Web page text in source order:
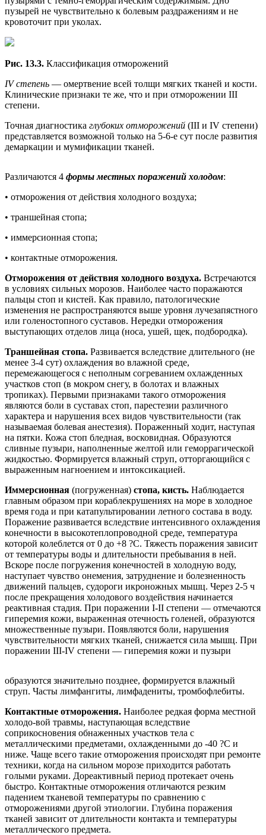
пузырей не чувствительно к болевым раздражениям и не
кровоточит при уколах.
Рис. 13.3. Классификация отморожений
IV степень — омертвение всей толщи мягких тканей и кости.
Клинические признаки те же, что и при отморожении III
степени.
Точная диагностика глубоких отморожений (III и IV степени)
представляется возможной только на 5-6-е сут после развития
демаркации и мумификации тканей.
Различаются 4 формы местных поражений холодом:
• отморожения от действия холодного воздуха;
• траншейная стопа;
• иммерсионная стопа;
• контактные отморожения.
Отморожения от действия холодного воздуха. Встречаются
в условиях сильных морозов. Наиболее часто поражаются
пальцы стоп и кистей. Как правило, патологические
изменения не распространяются выше уровня лучезапястного
или голеностопного суставов. Нередки отморожения
выступающих отделов лица (носа, ушей, щек, подбородка).
Траншейная стопа. Развивается вследствие длительного (не
менее 3-4 сут) охлаждения во влажной среде,
перемежающегося с неполным согреванием охлажденных
участков стоп (в мокром снегу, в болотах и влажных
тропиках). Первыми признаками такого отморожения
являются боли в суставах стоп, парестезии различного
характера и нарушения всех видов чувствительности (так
называемая болевая анестезия). Пораженный ходит, наступая
на пятки. Кожа стоп бледная, восковидная. Образуются
сливные пузыри, наполненные желтой или геморрагической
жидкостью. Формируется влажный струп, отторгающийся с
выраженным нагноением и интоксикацией.
Иммерсионная (погруженная) стопа, кисть. Наблюдается
главным образом при кораблекрушениях на море в холодное
время года и при катапультировании летного состава в воду.
Поражение развивается вследствие интенсивного охлаждения
конечности в высокотеплопроводной среде, температура
которой колеблется от 0 до +8 ?С. Тяжесть поражения зависит
от температуры воды и длительности пребывания в ней.
Вскоре после погружения конечностей в холодную воду,
наступает чувство онемения, затруднение и болезненность
движений пальцев, судороги икроножных мышц. Через 2-5 ч
после прекращения холодового воздействия начинается
реактивная стадия. При поражении I-II степени — отмечаются
гиперемия кожи, выраженная отечность голеней, образуются
множественные пузыри. Появляются боли, нарушения
чувствительности мягких тканей, снижается сила мышц. При
поражении III-IV степени — гиперемия кожи и пузыри
образуются значительно позднее, формируется влажный
струп. Часты лимфангиты, лимфадениты, тромбофлебиты.
Контактные отморожения. Наиболее редкая форма местной
холодо-вой травмы, наступающая вследствие
соприкосновения обнаженных участков тела с
металлическими предметами, охлажденными до -40 ?С и
ниже. Чаще всего такие отморожения происходят при ремонте
техники, когда на сильном морозе приходится работать
голыми руками. Дореактивный период протекает очень
быстро. Контактные отморожения отличаются резким
падением тканевой температуры по сравнению с
отморожениями другой этиологии. Глубина поражения
тканей зависит от длительности контакта и температуры
металлического предмета.